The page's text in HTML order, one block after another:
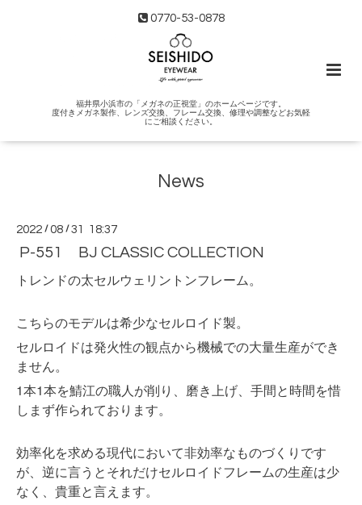
0770-53-0878
福井県小浜市の「メガネの正視堂」のホームページです。
度付きメガネ製作、レンズ交換、フレーム交換、修理や調整などお気軽
にご相談ください。
News
2022 /08 /31 18:37
P-551 BJ CLASSIC COLLECTION
トレンドの太セルウェリントンフレーム。
こちらのモデルは希少なセルロイド製。
セルロイドは発火性の観点から機械での大量生産ができ
ません。
1本1本を鯖江の職人が削り、磨き上げ、手間と時間を惜
しまず作られております。
効率化を求める現代において非効率なものづくりです
が、逆に言うとそれだけセルロイドフレームの生産は少
なく、貴重と言えます。